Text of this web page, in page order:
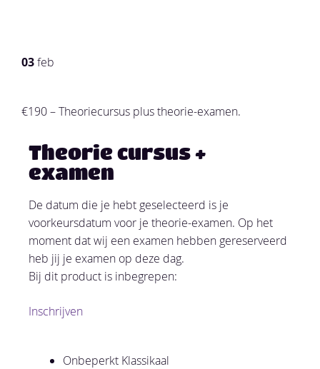
03feb
€190 – Theoriecursus plus theorie-examen.
Theorie cursus +
examen
De datum die je hebt geselecteerd is je
voorkeursdatum voor je theorie-examen. Op het
moment dat wij een examen hebben gereserveerd
heb jij je examen op deze dag.
Bij dit product is inbegrepen:
Inschrijven
Onbeperkt Klassikaal